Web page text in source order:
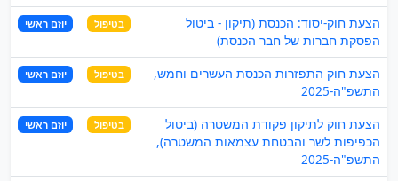
הצעת חוק-יסוד: הכנסת (תיקון - ביטול
הפסקת חברות של חבר הכנסת)
בטיפול יוזם ראשי
הצעת חוק התפזרות הכנסת העשרים וחמש,
התשפ"ה-2025
בטיפול יוזם ראשי
הצעת חוק לתיקון פקודת המשטרה (ביטול
הכפיפות לשר והבטחת עצמאות המשטרה),
התשפ"ה-2025
בטיפול יוזם ראשי